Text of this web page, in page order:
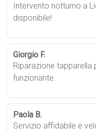
Intervento notturno a
disponibile!
Giorgio F.
Riparazione tapparella
funzionante.
Paola B.
Servizio affidabile e